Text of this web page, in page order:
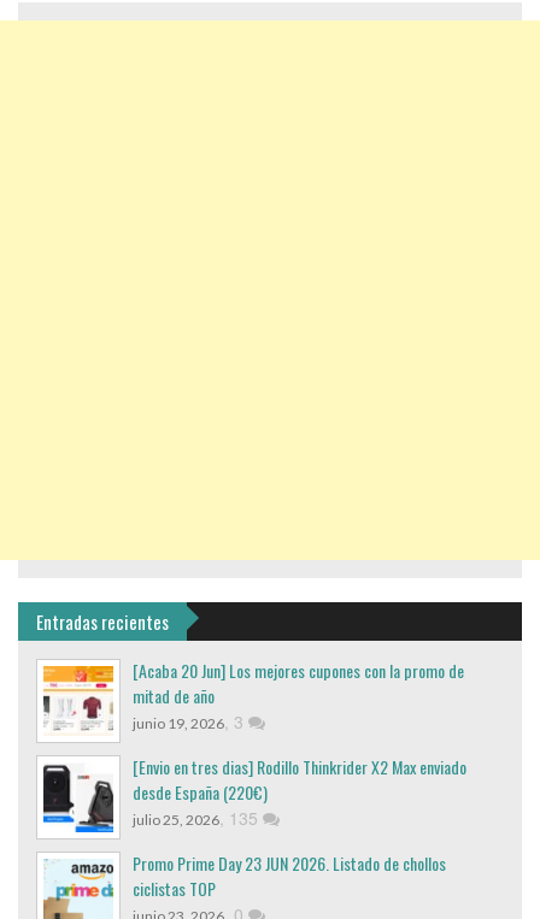
Entradas recientes
[Acaba 20 Jun] Los mejores cupones con la promo de
mitad de año
junio 19, 2026, 3
[Envio en tres dias] Rodillo Thinkrider X2 Max enviado
desde España (220€)
julio 25, 2026, 135
Promo Prime Day 23 JUN 2026. Listado de chollos
ciclistas TOP